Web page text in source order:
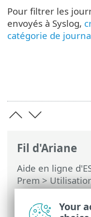
Fil d'Ariane
Aide en ligne
Prem>Utilisation
Prem>ESET
principal
>Plus
Pour filtrer les
envoyés à Syslog,
catégorie de
Your